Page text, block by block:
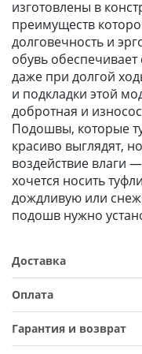
изготовлены в
преимуществ
долговечность и
обувь
даже при долгой
и подкладки этой
добротная и
Подошвы, которые
красиво выглядят,
воздействие влаги
хочется носить
дождливую или
подошв нужно
Доставка
Оплата
Гарантия и возврат